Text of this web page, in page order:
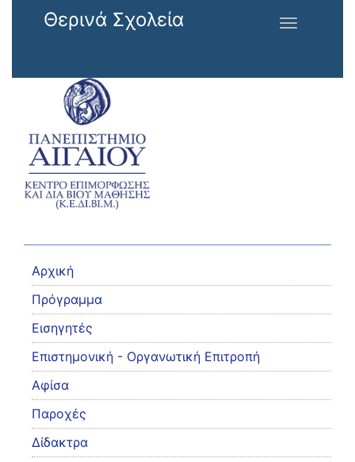
Παράκαμψη προς το κυρίως περιεχόμενο
Θερινά Σχολεία
Toggle
Αρχική
Πρόγραμμα
Εισηγητές
Eπιστημονική - Οργανωτική Επιτροπή
Αφίσα
Παροχές
Δίδακτρα